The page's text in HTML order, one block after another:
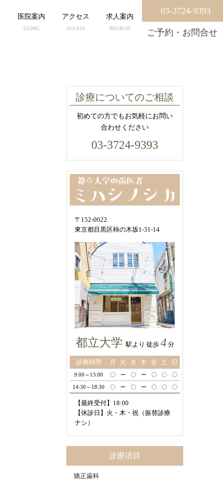
医院案内
CLINIC
アクセス
ACCESS
求人案内
RECRUIT
03-3724-9393
ご予約・お問合せ
診療についてのご相談
初めての方でもお気軽にお問い
合わせください
03-3724-9393
〒152-0022
東京都目黒区柿の木坂1-31-14
都立大学 駅より 徒歩 4分
診療時間 月 火 水 木 金 土 日
9:00～13:00 〇 ー 〇 ー 〇 〇 〇
14:30～18:30 〇 ー 〇 ー 〇 〇 〇
【最終受付】18:00
【休診日】火・木・祝（振替診療
ナシ）
診療項目
矯正歯科